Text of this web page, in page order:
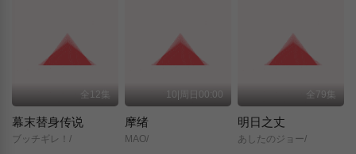
全12集
幕末替身传说
ブッチギレ！/
10|周日00:00
摩绪
MAO/
全79集
明日之丈
あしたのジョー/